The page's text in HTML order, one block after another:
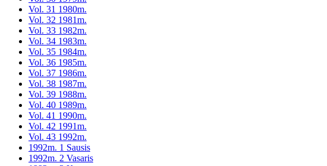
Vol. 31 1980m.
Vol. 32 1981m.
Vol. 33 1982m.
Vol. 34 1983m.
Vol. 35 1984m.
Vol. 36 1985m.
Vol. 37 1986m.
Vol. 38 1987m.
Vol. 39 1988m.
Vol. 40 1989m.
Vol. 41 1990m.
Vol. 42 1991m.
Vol. 43 1992m.
1992m. 1 Sausis
1992m. 2 Vasaris